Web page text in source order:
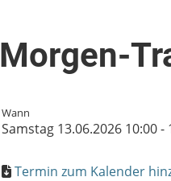
Morgen-
Wann
Samstag 13.06.2026 10:00 -
Termin zum Kalender